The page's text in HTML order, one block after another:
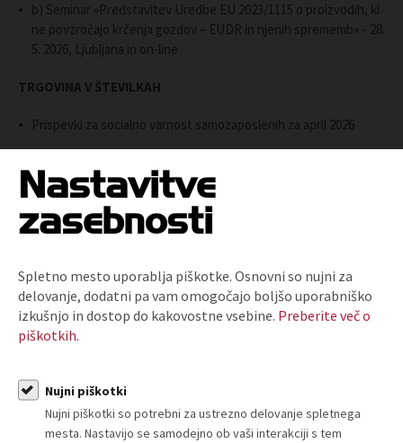
b) Seminar »Predstavitev Uredbe EU 2023/1115 o proizvodih, ki
ne povzročajo krčenja gozdov – EUDR in njenih sprememb« - 28.
5. 2026, Ljubljana in on-line
TRGOVINA V ŠTEVILKAH
Prispevki za socialno varnost samozaposlenih za april 2026
Vsebina je dostopna članom Trgovinske
PRIJAVI SE
Nastavitve
zasebnosti
Spletno mesto uporablja piškotke. Osnovni so nujni za
delovanje, dodatni pa vam omogočajo boljšo uporabniško
izkušnjo in dostop do kakovostne vsebine. Preberite več o
piškotkih.
Nujni piškotki
Nujni piškotki so potrebni za ustrezno delovanje spletnega
mesta. Nastavijo se samodejno ob vaši interakciji s tem